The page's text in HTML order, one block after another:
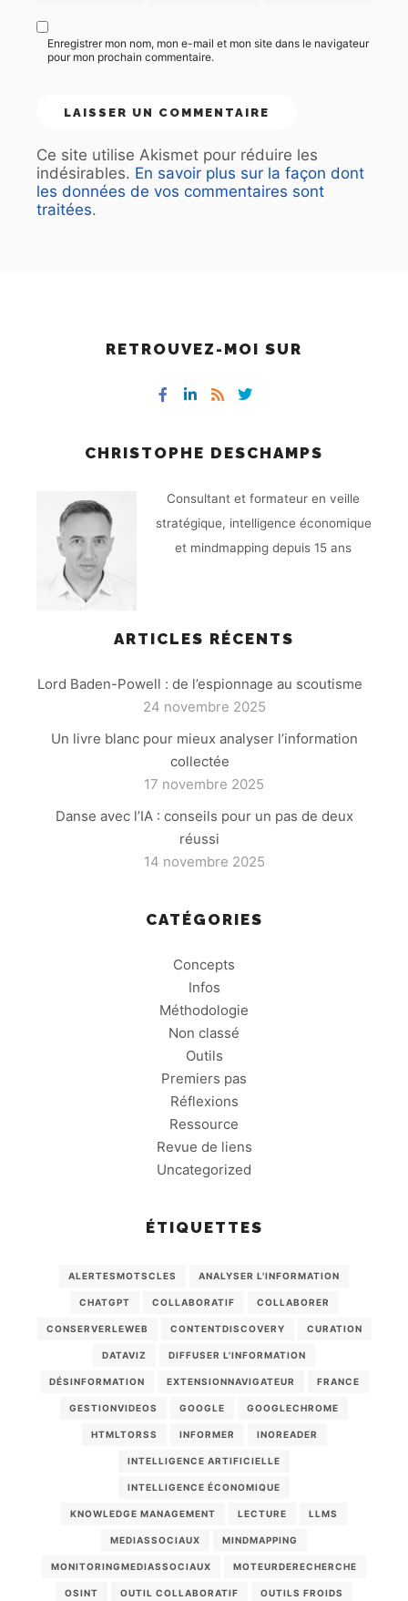
Enregistrer mon nom, mon e-mail et mon site dans le navigateur
pour mon prochain commentaire.
Ce site utilise Akismet pour réduire les
indésirables. En savoir plus sur la façon dont
les données de vos commentaires sont
traitées.
RETROUVEZ-MOI SUR
CHRISTOPHE DESCHAMPS
Consultant et formateur en veille
stratégique, intelligence économique
et mindmapping depuis 15 ans
ARTICLES RÉCENTS
Lord Baden-Powell : de l’espionnage au scoutisme
24 novembre 2025
Un livre blanc pour mieux analyser l’information
collectée
17 novembre 2025
Danse avec l’IA : conseils pour un pas de deux
réussi
14 novembre 2025
CATÉGORIES
Concepts
Infos
Méthodologie
Non classé
Outils
Premiers pas
Réflexions
Ressource
Revue de liens
Uncategorized
ÉTIQUETTES
ALERTESMOTSCLES ANALYSER L'INFORMATION
CHATGPT COLLABORATIF COLLABORER
CONSERVERLEWEB CONTENTDISCOVERY CURATION
DATAVIZ DIFFUSER L'INFORMATION
DÉSINFORMATION EXTENSIONNAVIGATEUR FRANCE
GESTIONVIDEOS GOOGLE GOOGLECHROME
HTMLTORSS INFORMER INOREADER
INTELLIGENCE ARTIFICIELLE
INTELLIGENCE ÉCONOMIQUE
KNOWLEDGE MANAGEMENT LECTURE LLMS
MEDIASSOCIAUX MINDMAPPING
MONITORINGMEDIASSOCIAUX MOTEURDERECHERCHE
OSINT OUTIL COLLABORATIF OUTILS FROIDS